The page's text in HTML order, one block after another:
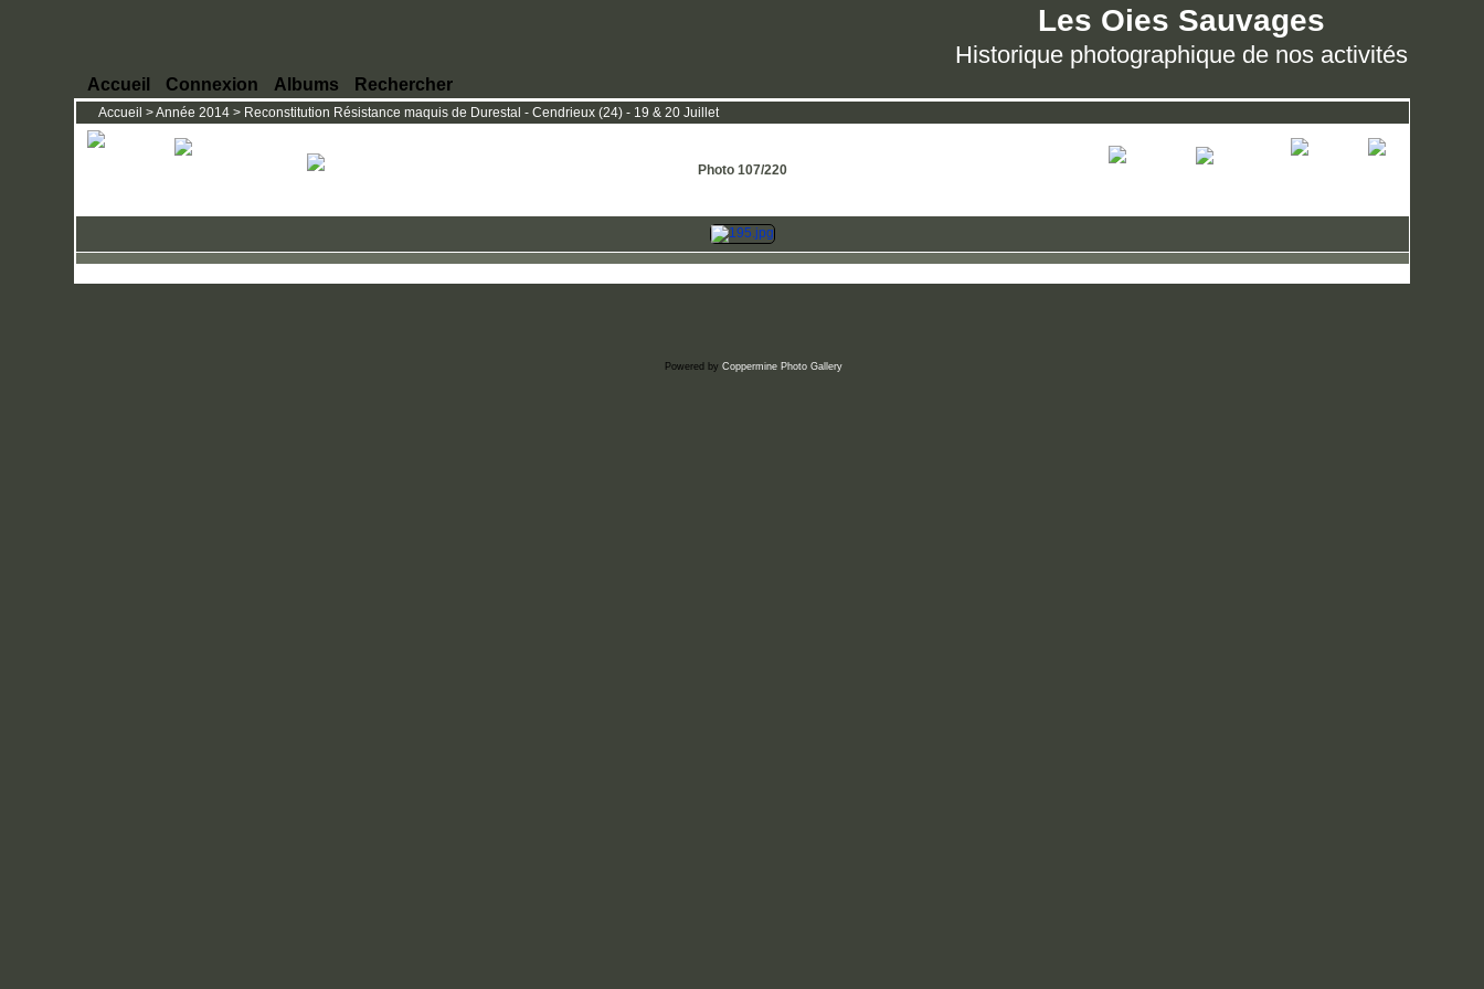
Les Oies Sauvages
Historique photographique de nos activités
Accueil Connexion Albums Rechercher
Accueil >Année 2014> Reconstitution Résistance maquis de Durestal - Cendrieux (24) - 19 & 20 Juillet
Photo 107/220
Powered by Coppermine Photo Gallery